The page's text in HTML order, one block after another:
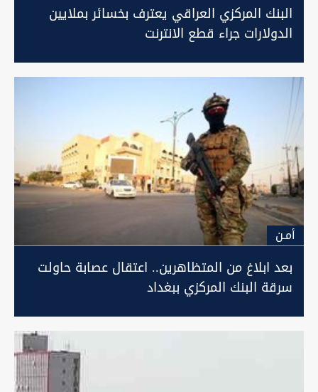
البنك المركزي العراقي يعترف بخسائر بملايين
الدولارات جراء قطع الانترنت
أمـن
بعد ابلاغ من المتظاهرين.. اعتقال عصابة حاولت
سرقة البنك المركزي ببغداد